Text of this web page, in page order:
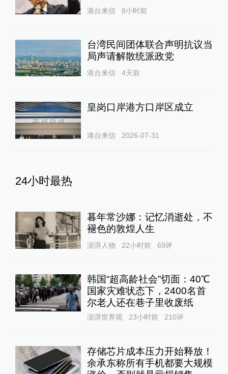
港台来信 8小时前
台湾民间团体联合声明抗议当
局声请解散统派政党
港台来信 4天前
皇岗口岸港方口岸区成立
港台来信 2026-07-31
24小时最热
暮年常沙娜：记忆消逝处，不
褪色的敦煌人生
澎湃人物 22小时前 69评
韩国“超高龄社会”切面：40℃
国家灾难状态下，2400名首
尔老人还在巷子里收废纸
澎湃世界观 23小时前 210评
存储芯片成本压力开始释放！
余承东称所有手机都要大规模